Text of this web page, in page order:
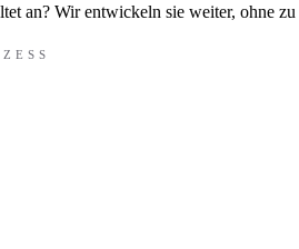
an? Wir entwickeln sie weiter, ohne